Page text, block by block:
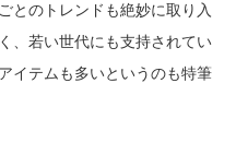
とのトレンドも絶妙に取り入
、若い世代にも支持されてい
イテムも多いというのも特筆